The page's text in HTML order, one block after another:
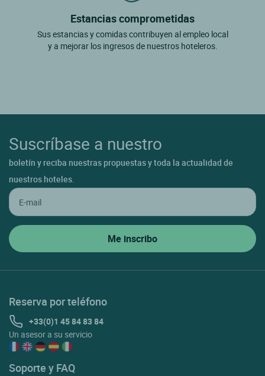
Estancias comprometidas
Sus estancias y comidas contribuyen al empleo local
y a mejorar los ingresos de nuestros hoteleros.
Suscríbase a nuestro
boletín y reciba nuestras propuestas y toda la actualidad de
nuestros hoteles.
Reserva por teléfono
+33(0)1 45 84 83 84
Un asesor a su servicio
Soporte y FAQ